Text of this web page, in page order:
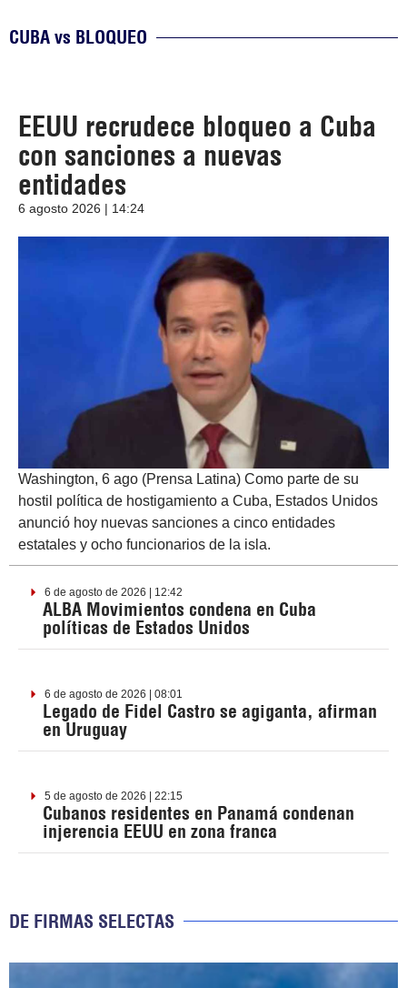
CUBA vs BLOQUEO
EEUU recrudece bloqueo a Cuba
con sanciones a nuevas
entidades
6 agosto 2026 | 14:24
Washington, 6 ago (Prensa Latina) Como parte de su
hostil política de hostigamiento a Cuba, Estados Unidos
anunció hoy nuevas sanciones a cinco entidades
estatales y ocho funcionarios de la isla.
6 de agosto de 2026 | 12:42
ALBA Movimientos condena en Cuba
políticas de Estados Unidos
6 de agosto de 2026 | 08:01
Legado de Fidel Castro se agiganta, afirman
en Uruguay
5 de agosto de 2026 | 22:15
Cubanos residentes en Panamá condenan
injerencia EEUU en zona franca
DE FIRMAS SELECTAS